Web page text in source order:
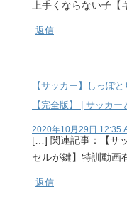
上手くならない子
返信
【サッカー】しっぽ
【完全版】 | サッカ
2020年10月29日 12:35
[…] 関連記事：【サ
セルが鍵】特訓動画
返信